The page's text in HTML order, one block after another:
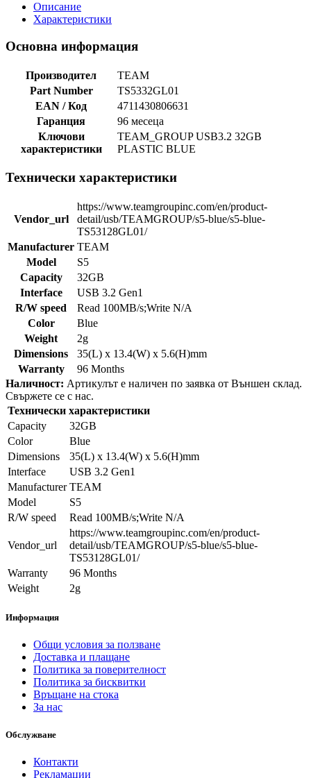
Описание
Характеристики
Основна информация
Производител
TEAM
Part Number
TS5332GL01
EAN / Код
4711430806631
Гаранция
96 месеца
Ключови
характеристики
TEAM_GROUP USB3.2 32GB
PLASTIC BLUE
Технически характеристики
Vendor_url
https://www.teamgroupinc.com/en/product-
detail/usb/TEAMGROUP/s5-blue/s5-blue-
TS53128GL01/
Manufacturer TEAM
Model
S5
Capacity
32GB
Interface
USB 3.2 Gen1
R/W speed
Read 100MB/s;Write N/A
Color
Blue
Weight
2g
Dimensions
35(L) x 13.4(W) x 5.6(H)mm
Warranty
96 Months
Наличност: Артикулът е наличен по заявка от Външен склад.
Свържете се с нас.
Технически характеристики
Capacity
32GB
Color
Blue
Dimensions
35(L) x 13.4(W) x 5.6(H)mm
Interface
USB 3.2 Gen1
Manufacturer TEAM
Model
S5
R/W speed
Read 100MB/s;Write N/A
Vendor_url
https://www.teamgroupinc.com/en/product-
detail/usb/TEAMGROUP/s5-blue/s5-blue-
TS53128GL01/
Warranty
96 Months
Weight
2g
Информация
Общи условия за ползване
Доставка и плащане
Политика за поверителност
Политика за бисквитки
Връщане на стока
За нас
Обслужване
Контакти
Рекламации